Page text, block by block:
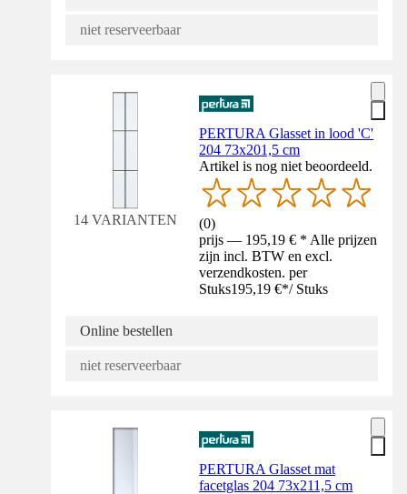
niet reserveerbaar
14 VARIANTEN
PERTURA Glasset in lood 'C'
204 73x201,5 cm
Artikel is nog niet beoordeeld.
(0)
prijs — 195,19 € * Alle prijzen
zijn incl. BTW en excl.
verzendkosten. per
Stuks195,19 €*/ Stuks
Online bestellen
niet reserveerbaar
PERTURA Glasset mat
facetglas 204 73x211,5 cm